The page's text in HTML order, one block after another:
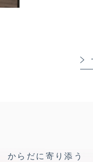
からだに寄り添う